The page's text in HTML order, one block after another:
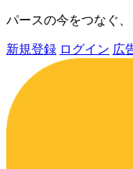
パースの今をつなぐ
新規登録 ログイン 広